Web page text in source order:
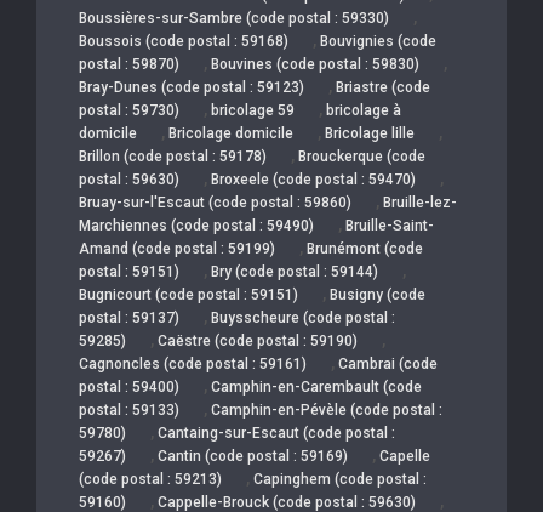
Boussières-sur-Sambre (code postal : 59330) ,
Boussois (code postal : 59168) , Bouvignies (code
postal : 59870)
, Bouvines (code postal : 59830) ,
Bray-Dunes (code postal : 59123) , Briastre (code
postal : 59730)
, bricolage 59 , bricolage à
domicile
, Bricolage domicile , Bricolage lille ,
Brillon (code postal : 59178) , Brouckerque (code
postal : 59630)
, Broxeele (code postal : 59470) ,
Bruay-sur-l'Escaut (code postal : 59860) , Bruille-lez-
Marchiennes (code postal : 59490)
, Bruille-Saint-
Amand (code postal : 59199)
, Brunémont (code
postal : 59151)
, Bry (code postal : 59144) ,
Bugnicourt (code postal : 59151) , Busigny (code
postal : 59137)
, Buysscheure (code postal :
59285)
, Caëstre (code postal : 59190) ,
Cagnoncles (code postal : 59161) , Cambrai (code
postal : 59400)
, Camphin-en-Carembault (code
postal : 59133)
, Camphin-en-Pévèle (code postal :
59780)
, Cantaing-sur-Escaut (code postal :
59267)
, Cantin (code postal : 59169) , Capelle
(code postal : 59213)
, Capinghem (code postal :
59160)
, Cappelle-Brouck (code postal : 59630) ,